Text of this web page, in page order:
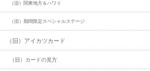
（旧）関東地方＆ハワイ
（旧）期間限定スペシャルステージ
（旧）アイカツカード
（旧）カードの見方